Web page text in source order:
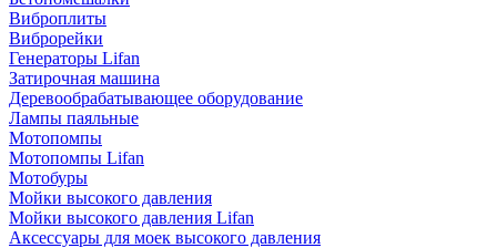
Виброплиты
Виброрейки
Генераторы Lifan
Затирочная машина
Деревообрабатывающее оборудование
Лампы паяльные
Мотопомпы
Мотопомпы Lifan
Мотобуры
Мойки высокого давления
Мойки высокого давления Lifan
Аксессуары для моек высокого давления